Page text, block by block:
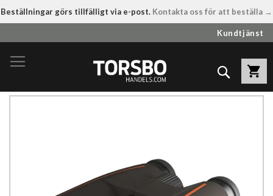
Beställningar görs tillfälligt via e-post. Kontakta oss för att beställa →
till
innehållet
Kundtjänst
Sök